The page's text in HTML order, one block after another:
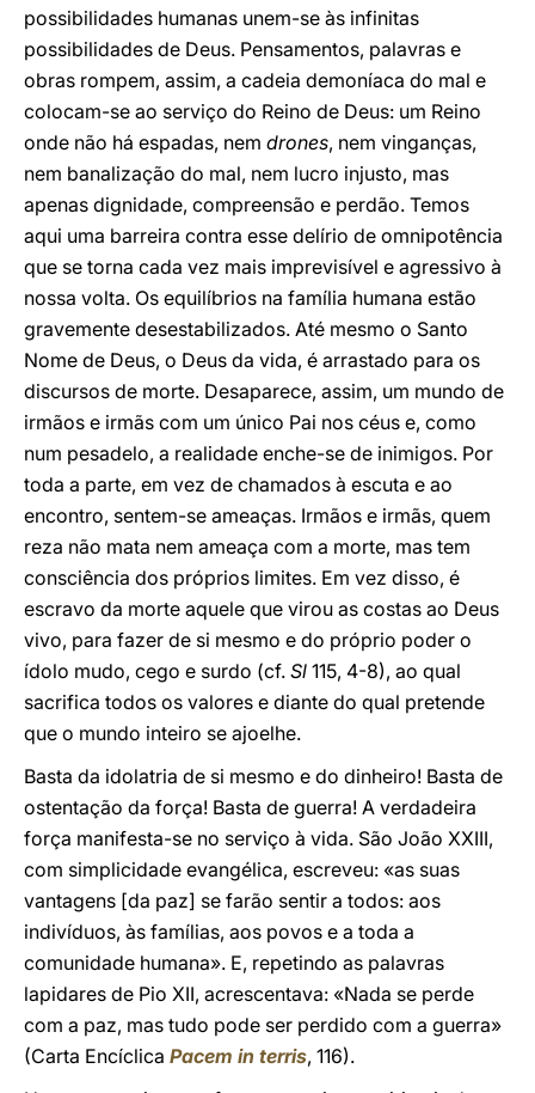
possibilidades humanas unem-se às infinitas
possibilidades de Deus. Pensamentos, palavras e
obras rompem, assim, a cadeia demoníaca do mal e
colocam-se ao serviço do Reino de Deus: um Reino
onde não há espadas, nem drones, nem vinganças,
nem banalização do mal, nem lucro injusto, mas
apenas dignidade, compreensão e perdão. Temos
aqui uma barreira contra esse delírio de omnipotência
que se torna cada vez mais imprevisível e agressivo à
nossa volta. Os equilíbrios na família humana estão
gravemente desestabilizados. Até mesmo o Santo
Nome de Deus, o Deus da vida, é arrastado para os
discursos de morte. Desaparece, assim, um mundo de
irmãos e irmãs com um único Pai nos céus e, como
num pesadelo, a realidade enche-se de inimigos. Por
toda a parte, em vez de chamados à escuta e ao
encontro, sentem-se ameaças. Irmãos e irmãs, quem
reza não mata nem ameaça com a morte, mas tem
consciência dos próprios limites. Em vez disso, é
escravo da morte aquele que virou as costas ao Deus
vivo, para fazer de si mesmo e do próprio poder o
ídolo mudo, cego e surdo (cf. Sl 115, 4-8), ao qual
sacrifica todos os valores e diante do qual pretende
que o mundo inteiro se ajoelhe.
Basta da idolatria de si mesmo e do dinheiro! Basta de
ostentação da força! Basta de guerra! A verdadeira
força manifesta-se no serviço à vida. São João XXIII,
com simplicidade evangélica, escreveu: «as suas
vantagens [da paz] se farão sentir a todos: aos
indivíduos, às famílias, aos povos e a toda a
comunidade humana». E, repetindo as palavras
lapidares de Pio XII, acrescentava: «Nada se perde
com a paz, mas tudo pode ser perdido com a guerra»
(Carta Encíclica Pacem in terris, 116).